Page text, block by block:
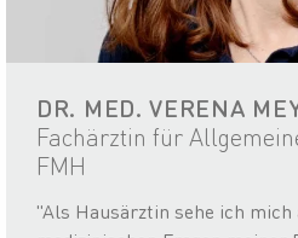
DR. MED. VERENA
Fachärztin für
FMH
"Als Hausärztin sehe ich